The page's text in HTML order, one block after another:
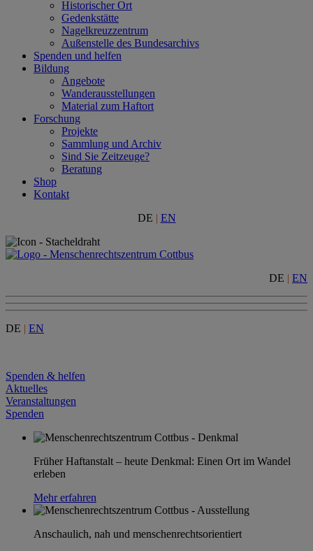
Historischer Ort
Gedenkstätte
Nagelkreuzzentrum
Außenstelle des Bundesarchivs
Spenden und helfen
Bildung
Angebote
Wanderausstellungen
Material zum Haftort
Forschung
Projekte
Sammlung und Archiv
Sind Sie Zeitzeuge?
Beratung
Shop
Kontakt
DE | EN
DE | EN
DE | EN
Spenden & helfen
Aktuelles
Veranstaltungen
Spenden
Früher Haftanstalt – heute Denkmal: Einen Ort im Wandel
erleben
Mehr erfahren
Anschaulich, nah und menschenrechtsorientiert